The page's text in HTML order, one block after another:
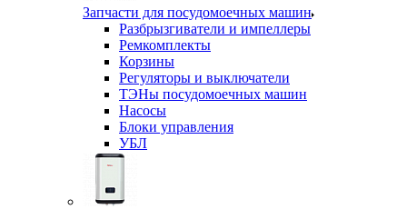
Запчасти для посудомоечных машин
Разбрызгиватели и импеллеры
Ремкомплекты
Корзины
Регуляторы и выключатели
ТЭНы посудомоечных машин
Насосы
Блоки управления
УБЛ